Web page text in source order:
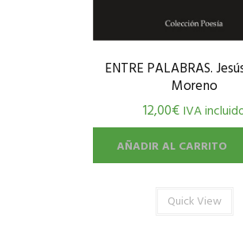
ENTRE PALABRAS.
Moreno
12,00€IVA
AÑADIR AL CARRITO
Quick View